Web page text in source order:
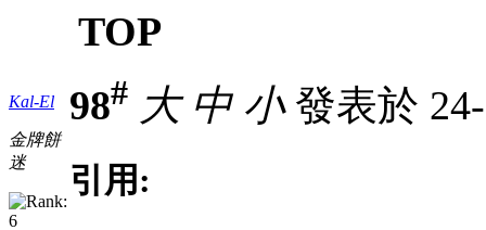
TOP
Kal-El
金牌餅
迷
98# 大 中 小發表於
引用: